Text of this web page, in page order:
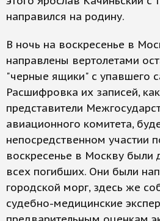
направился на родину.
В ночь на воскресенье в
направлены вертолетами
"черные ящики" с упавшего
Расшифровка их записей,
представители
авиационного комитета,
непосредственном участии
воскресенье в Москву были
всех погибших. Они были
городской морг, здесь же
судебно-медицинские